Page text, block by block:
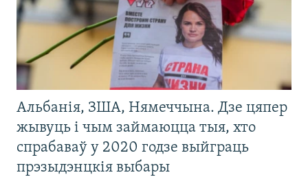
Альбанія, ЗША, Нямеччына. Дзе цяпер
жывуць і чым займаюцца тыя, хто
спрабаваў у 2020 годзе выйграць
прэзыдэнцкія выбары